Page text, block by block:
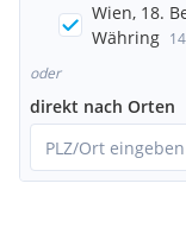
Wien, 18.
Währing
oder
direkt nach Orten
PLZ/Ort eingeben